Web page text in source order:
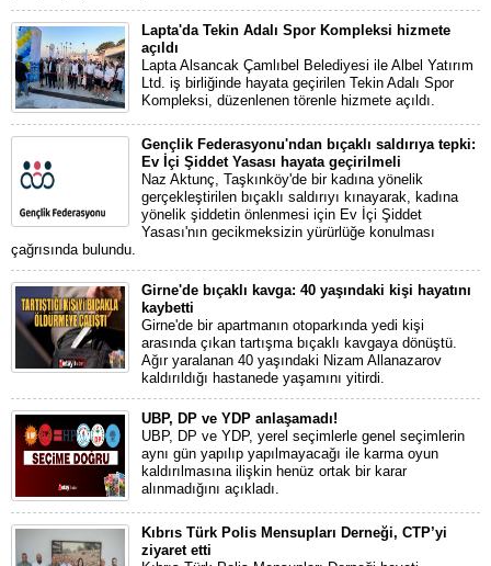
Lapta'da Tekin Adalı Spor Kompleksi hizmete
açıldı
Lapta Alsancak Çamlıbel Belediyesi ile Albel Yatırım
Ltd. iş birliğinde hayata geçirilen Tekin Adalı Spor
Kompleksi, düzenlenen törenle hizmete açıldı.
Gençlik Federasyonu'ndan bıçaklı saldırıya tepki:
Ev İçi Şiddet Yasası hayata geçirilmeli
Naz Aktunç, Taşkınköy'de bir kadına yönelik
gerçekleştirilen bıçaklı saldırıyı kınayarak, kadına
yönelik şiddetin önlenmesi için Ev İçi Şiddet
Yasası'nın gecikmeksizin yürürlüğe konulması
çağrısında bulundu.
Girne'de bıçaklı kavga: 40 yaşındaki kişi hayatını
kaybetti
Girne'de bir apartmanın otoparkında yedi kişi
arasında çıkan tartışma bıçaklı kavgaya dönüştü.
Ağır yaralanan 40 yaşındaki Nizam Allanazarov
kaldırıldığı hastanede yaşamını yitirdi.
UBP, DP ve YDP anlaşamadı!
UBP, DP ve YDP, yerel seçimlerle genel seçimlerin
aynı gün yapılıp yapılmayacağı ile karma oyun
kaldırılmasına ilişkin henüz ortak bir karar
alınmadığını açıkladı.
Kıbrıs Türk Polis Mensupları Derneği, CTP’yi
ziyaret etti